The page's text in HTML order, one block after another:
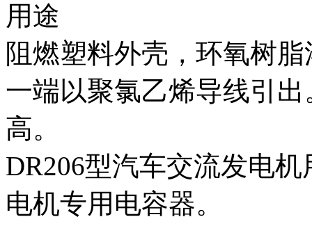
用途
阻燃塑料外壳，环氧树
一端以聚氯乙烯导线引
高。
DR206型汽车交流发电
电机专用电容器。